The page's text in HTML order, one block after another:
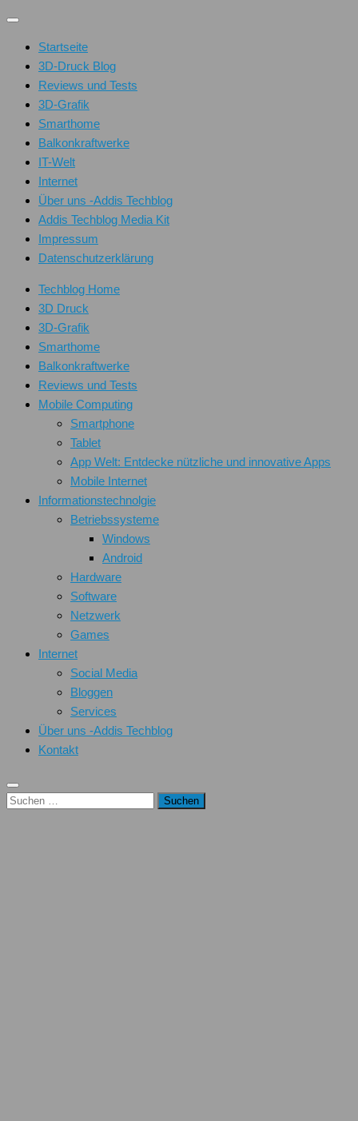
Unter
Inhalt
Startseite
3D-Druck Blog
Reviews und Tests
3D-Grafik
Smarthome
Balkonkraftwerke
IT-Welt
Internet
Über uns -Addis Techblog
Addis Techblog Media Kit
Impressum
Datenschutzerklärung
Techblog Home
3D Druck
3D-Grafik
Smarthome
Balkonkraftwerke
Reviews und Tests
Mobile Computing
Smartphone
Tablet
App Welt: Entdecke nützliche und innovative Apps
Mobile Internet
Informationstechnolgie
Betriebssysteme
Windows
Android
Hardware
Software
Netzwerk
Games
Internet
Social Media
Bloggen
Services
Über uns -Addis Techblog
Kontakt
Suchen